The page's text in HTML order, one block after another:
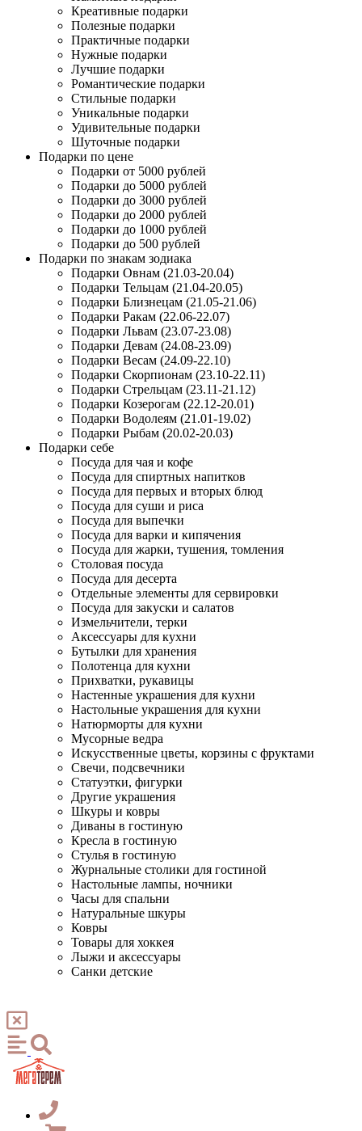
Креативные подарки
Полезные подарки
Практичные подарки
Нужные подарки
Лучшие подарки
Романтические подарки
Стильные подарки
Уникальные подарки
Удивительные подарки
Шуточные подарки
Подарки по цене
Подарки от 5000 рублей
Подарки до 5000 рублей
Подарки до 3000 рублей
Подарки до 2000 рублей
Подарки до 1000 рублей
Подарки до 500 рублей
Подарки по знакам зодиака
Подарки Овнам (21.03-20.04)
Подарки Тельцам (21.04-20.05)
Подарки Близнецам (21.05-21.06)
Подарки Ракам (22.06-22.07)
Подарки Львам (23.07-23.08)
Подарки Девам (24.08-23.09)
Подарки Весам (24.09-22.10)
Подарки Скорпионам (23.10-22.11)
Подарки Стрельцам (23.11-21.12)
Подарки Козерогам (22.12-20.01)
Подарки Водолеям (21.01-19.02)
Подарки Рыбам (20.02-20.03)
Подарки себе
Посуда для чая и кофе
Посуда для спиртных напитков
Посуда для первых и вторых блюд
Посуда для суши и риса
Посуда для выпечки
Посуда для варки и кипячения
Посуда для жарки, тушения, томления
Столовая посуда
Посуда для десерта
Отдельные элементы для сервировки
Посуда для закуски и салатов
Измельчители, терки
Аксессуары для кухни
Бутылки для хранения
Полотенца для кухни
Прихватки, рукавицы
Настенные украшения для кухни
Настольные украшения для кухни
Натюрморты для кухни
Мусорные ведра
Искусственные цветы, корзины с фруктами
Свечи, подсвечники
Статуэтки, фигурки
Другие украшения
Шкуры и ковры
Диваны в гостиную
Кресла в гостиную
Стулья в гостиную
Журнальные столики для гостиной
Настольные лампы, ночники
Часы для спальни
Натуральные шкуры
Ковры
Товары для хоккея
Лыжи и аксессуары
Санки детские